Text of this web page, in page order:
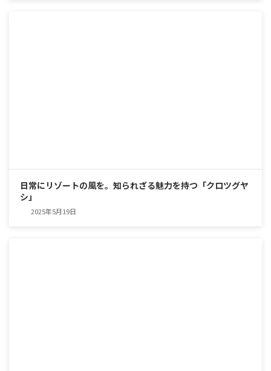
日常にリゾートの風を。知られざる魅力を持つ「クロツグヤ
シ」
2025年5月19日